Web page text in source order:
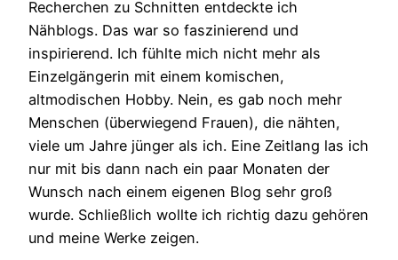
Recherchen zu Schnitten entdeckte ich
Nähblogs. Das war so faszinierend und
inspirierend. Ich fühlte mich nicht mehr als
Einzelgängerin mit einem komischen,
altmodischen Hobby. Nein, es gab noch mehr
Menschen (überwiegend Frauen), die nähten,
viele um Jahre jünger als ich. Eine Zeitlang las ich
nur mit bis dann nach ein paar Monaten der
Wunsch nach einem eigenen Blog sehr groß
wurde. Schließlich wollte ich richtig dazu gehören
und meine Werke zeigen.